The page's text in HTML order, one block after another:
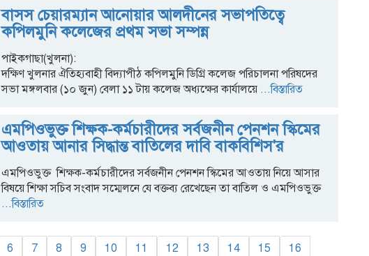
বাসস চেয়ারম্যান আনোয়ার আলদীনের সভাপতিত্বে
কপিলমুনি কলেজের প্রথম সভা সম্পন্ন
পাইকগাছা(খুলনা):
দক্ষিণ খুলনার ঐতিহ্যবাহী বিদ্যাপীঠ কপিলমুনি ডিগ্রি কলেজ পরিচালনা পরিষদের
সভা মঙ্গলবার (১০ জুন) বেলা ১১ টায় কলেজ অধ্যক্ষের কার্যালয়ে...বিস্তারিত
এমপিওভুক্ত শিক্ষক-কর্মচারীদের সর্বজনীন পেনশন স্কিমের
আওতায় আনার সিদ্ধান্ত বাতিলের দাবি বাকবিশিস'র
এমপিওভুক্ত শিক্ষক-কর্মচারীদের সর্বজনীন পেনশন স্কিমের আওতায় নিয়ে আসার
বিষয়ে শিক্ষা সচিব সংবাদ সম্মেলনে যে বক্তব্য রেখেছেন তা বাতিল ও এমপিওভুক্ত
...বিস্তারিত
6 7 8 9 10 11 12 13 14 15
16